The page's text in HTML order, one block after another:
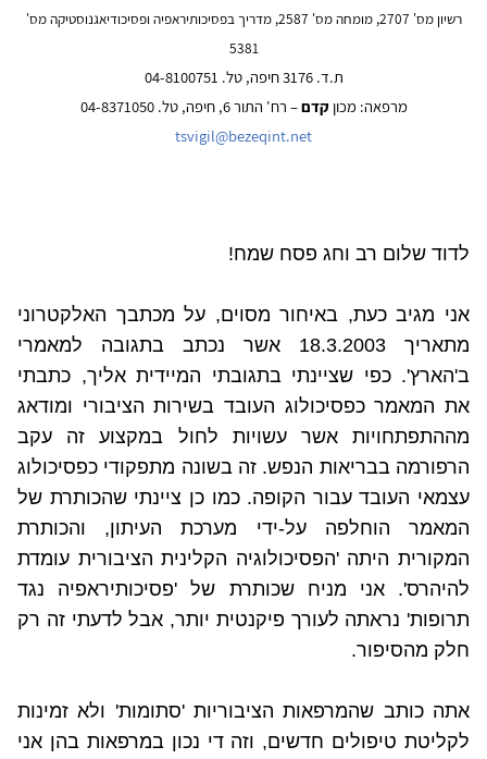
רשיון מס' 2707, מומחה מס' 2587, מדריך בפסיכותיראפיה ופסיכודיאגנוסטיקה מס'
5381
ת.ד. 3176 חיפה, טל. 04-8100751
מרפאה: מכוןקדם– רח' התור 6, חיפה, טל. 04-8371050
tsvigil@bezeqint.net
לדוד שלום רב וחג פסח שמח!
אני מגיב כעת, באיחור מסוים, על מכתבך האלקטרוני
מתאריך 18.3.2003 אשר נכתב בתגובה למאמרי
ב'הארץ'. כפי שציינתי בתגובתי המיידית אליך, כתבתי
את המאמר כפסיכולוג העובד בשירות הציבורי ומודאג
מההתפתחויות אשר עשויות לחול במקצוע זה עקב
הרפורמה בבריאות הנפש. זה בשונה מתפקודי כפסיכולוג
עצמאי העובד עבור הקופה. כמו כן ציינתי שהכותרת של
המאמר הוחלפה על-ידי מערכת העיתון, והכותרת
המקורית היתה 'הפסיכולוגיה הקלינית הציבורית עומדת
להיהרס'. אני מניח שכותרת של 'פסיכותיראפיה נגד
תרופות' נראתה לעורך פיקנטית יותר, אבל לדעתי זה רק
חלק מהסיפור.
אתה כותב שהמרפאות הציבוריות 'סתומות' ולא זמינות
לקליטת טיפולים חדשים, וזה די נכון במרפאות בהן אני